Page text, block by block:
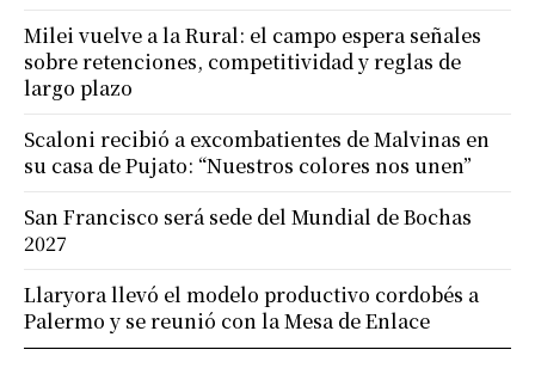
Milei vuelve a la Rural: el campo espera señales
sobre retenciones, competitividad y reglas de
largo plazo
Scaloni recibió a excombatientes de Malvinas en
su casa de Pujato: “Nuestros colores nos unen”
San Francisco será sede del Mundial de Bochas
2027
Llaryora llevó el modelo productivo cordobés a
Palermo y se reunió con la Mesa de Enlace